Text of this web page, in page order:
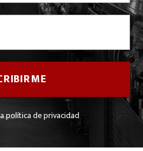
política de privacidad